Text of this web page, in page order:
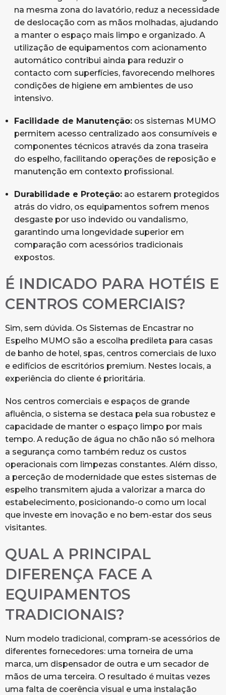
na mesma zona do lavatório, reduz a necessidade
de deslocação com as mãos molhadas, ajudando
a manter o espaço mais limpo e organizado. A
utilização de equipamentos com acionamento
automático contribui ainda para reduzir o
contacto com superfícies, favorecendo melhores
condições de higiene em ambientes de uso
intensivo.
Facilidade de Manutenção:os sistemas MUMO
permitem acesso centralizado aos consumíveis e
componentes técnicos através da zona traseira
do espelho, facilitando operações de reposição e
manutenção em contexto profissional.
Durabilidade e Proteção:ao estarem protegidos
atrás do vidro, os equipamentos sofrem menos
desgaste por uso indevido ou vandalismo,
garantindo uma longevidade superior em
comparação com acessórios tradicionais
expostos.
É INDICADO PARA HOTÉIS E
CENTROS COMERCIAIS?
Sim, sem dúvida. Os Sistemas de Encastrar no
Espelho MUMO são a escolha predileta para casas
de banho de hotel, spas, centros comerciais de luxo
e edifícios de escritórios premium. Nestes locais, a
experiência do cliente é prioritária.
Nos centros comerciais e espaços de grande
afluência, o sistema se destaca pela sua robustez e
capacidade de manter o espaço limpo por mais
tempo. A redução de água no chão não só melhora
a segurança como também reduz os custos
operacionais com limpezas constantes. Além disso,
a perceção de modernidade que estes sistemas de
espelho transmitem ajuda a valorizar a marca do
estabelecimento, posicionando-o como um local
que investe em inovação e no bem-estar dos seus
visitantes.
QUAL A PRINCIPAL
DIFERENÇA FACE A
EQUIPAMENTOS
TRADICIONAIS?
Num modelo tradicional, compram-se acessórios de
diferentes fornecedores: uma torneira de uma
marca, um dispensador de outra e um secador de
mãos de uma terceira. O resultado é muitas vezes
uma falta de coerência visual e uma instalação